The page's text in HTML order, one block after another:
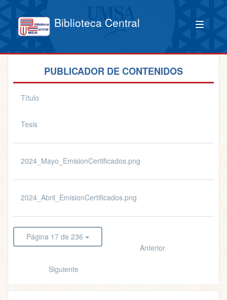
Biblioteca Central
PUBLICADOR DE CONTENIDOS
Título
Tesis
2024_Mayo_EmisionCertificados.png
2024_Abril_EmisionCertificados.png
Página 17 de 236
Anterior
Siguiente